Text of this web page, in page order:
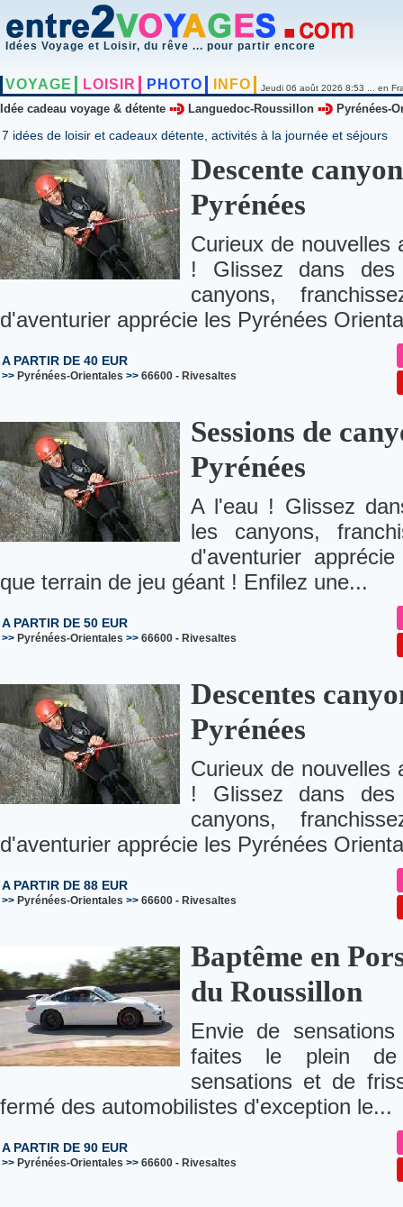
Idées Voyage et Loisir, du rêve ... pour partir encore
VOYAGE LOISIR PHOTO INFO Jeudi 06 août 2026 8:53 ... en
Idée cadeau voyage & détente Languedoc-Roussillon Pyrénées-
7 idées de loisir et cadeaux détente, activités à la journée et séjours
Descente
Pyrénées
Curieux de nouvelles
! Glissez dans des
canyons,
d'aventurier apprécie les Pyrénées
A PARTIR DE 40 EUR
>> Pyrénées-Orientales >> 66600 - Rivesaltes
Sessions de
Pyrénées
A l'eau ! Glissez
les canyons,
d'aventurier
que terrain de jeu géant ! Enfilez une...
A PARTIR DE 50 EUR
>> Pyrénées-Orientales >> 66600 - Rivesaltes
Descentes
Pyrénées
Curieux de nouvelles
! Glissez dans des
canyons,
d'aventurier apprécie les Pyrénées
A PARTIR DE 88 EUR
>> Pyrénées-Orientales >> 66600 - Rivesaltes
Baptême en
du Roussillon
Envie de
faites le plein de
sensations et de
fermé des automobilistes d'exception le...
A PARTIR DE 90 EUR
>> Pyrénées-Orientales >> 66600 - Rivesaltes